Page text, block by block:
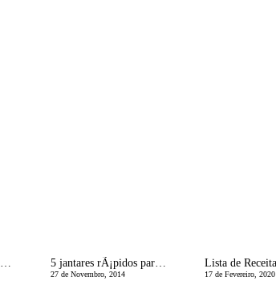
A casa de Morgane SÃ©zalory | Um lar francÃªs, diferente, com certeza 5 jantares rÃ¡pidos para quando nÃ£o apetece fazer o jantar
27 de Novembro, 2014 17 de Fevereiro, 2020